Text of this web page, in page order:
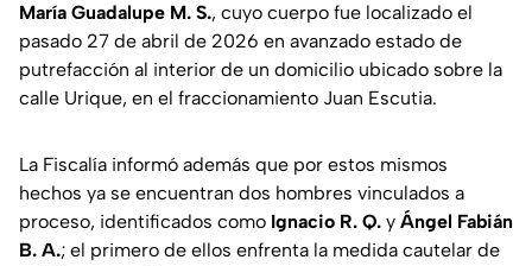
María Guadalupe M. S., cuyo cuerpo fue localizado el
pasado 27 de abril de 2026 en avanzado estado de
putrefacción al interior de un domicilio ubicado sobre la
calle Urique, en el fraccionamiento Juan Escutia.
La Fiscalía informó además que por estos mismos
hechos ya se encuentran dos hombres vinculados a
proceso, identificados como Ignacio R. Q. y Ángel Fabián
B. A.; el primero de ellos enfrenta la medida cautelar de